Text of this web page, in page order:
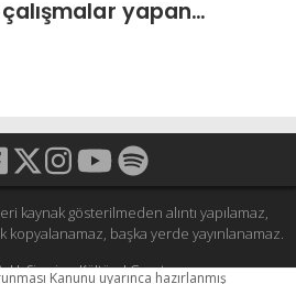
yapan
kaynak gösterilmeden alıntı yapılamaz,
kopyalanamaz, başka yerde yayınlanamaz.
Siyasi ve Kültürel Gazete
Kanunu uyarınca hazırlanmış